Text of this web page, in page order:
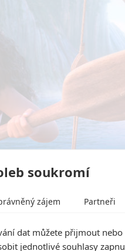
i původní animovaná
Vaiany, která převypráví
soukromí
zájem Partneři
dat můžete přijmout
jednotlivé souhlasy